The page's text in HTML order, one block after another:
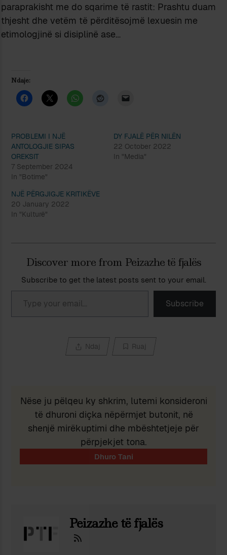
paraprakisht me do sqarime të rastit: Prashtu duam
thjesht dhe vetëm të përditësojmë lexuesin me
etimologjinë si disiplinë ase…
Ndaje:
PROBLEMI I NJË
ANTOLOGJIE SIPAS
OREKSIT
7 September 2024
In "Botime"
DY FJALË PËR NILËN
22 October 2022
In "Media"
NJË PËRGJIGJE KRITIKËVE
20 January 2022
In "Kulturë"
Discover more from Peizazhe të fjalës
Subscribe to get the latest posts sent to your email.
Type your email…
Subscribe
Ndaj Ruaj
Nëse ju pëlqeu ky shkrim, lutemi konsideroni
të dhuroni diçka nëpërmjet butonit, në
shenjë mirëkuptimi dhe mbështetjeje për
përpjekjet tona.
Peizazhe të fjalës